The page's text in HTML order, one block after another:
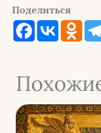
Поделиться